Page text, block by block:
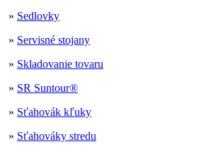
» Sedlovky
» Servisné stojany
» Skladovanie tovaru
» SR Suntour®
» Sťahovák kľuky
» Sťahováky stredu